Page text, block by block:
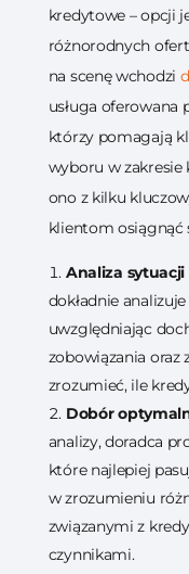
kredytowe – opcji
różnorodnych
na scenę wchodzi
usługa oferowana
którzy pomagają
wyboru w zakresie
ono z kilku
klientom osiągnąć
Analiza
dokładnie
uwzględniając
zobowiązania oraz
zrozumieć, ile
Dobór
analizy, doradca
które najlepiej
w zrozumieniu
związanymi z
czynnikami.